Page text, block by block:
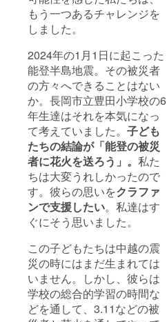
もう一つあるチャレンジを
しました。
2024年の1月1日に起こった
能登半島地震。その被災者
の方々へできることはない
か。長岡市立豊田小学校の6
年生達はそれを本気になっ
て考えていました。 子ども
たちの結論が「能登の被災
者に花火を送ろう」。 私た
ちは大変うれしかったので
す。彼らの思いをクラファ
ンで支援したい。私達はす
ぐにそう思いました。
この子どもたちは中越の震
災の時にはまだ生まれては
いません。しかし、彼らは
学校の総合的学習の時間な
どを通して、3.11などの被